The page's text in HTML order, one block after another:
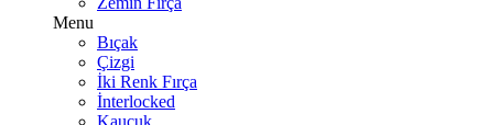
Menu
Bıçak
Çizgi
İki Renk Fırça
İnterlocked
Kauçuk